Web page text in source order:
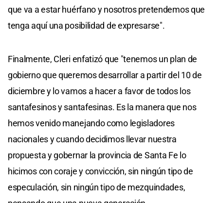
que va a estar huérfano y nosotros pretendemos que
tenga aquí una posibilidad de expresarse".
Finalmente, Cleri enfatizó que "tenemos un plan de
gobierno que queremos desarrollar a partir del 10 de
diciembre y lo vamos a hacer a favor de todos los
santafesinos y santafesinas. Es la manera que nos
hemos venido manejando como legisladores
nacionales y cuando decidimos llevar nuestra
propuesta y gobernar la provincia de Santa Fe lo
hicimos con coraje y convicción, sin ningún tipo de
especulación, sin ningún tipo de mezquindades,